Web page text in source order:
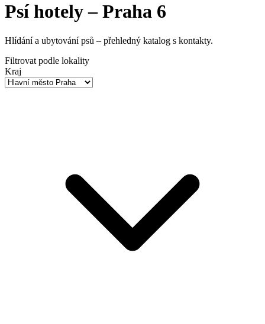
Psí hotely – Praha 6
Hlídání a ubytování psů – přehledný katalog s kontakty.
Filtrovat podle lokality
Kraj